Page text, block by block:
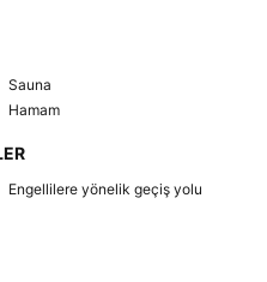
Sauna
Hamam
Engellilere yönelik geçiş yolu